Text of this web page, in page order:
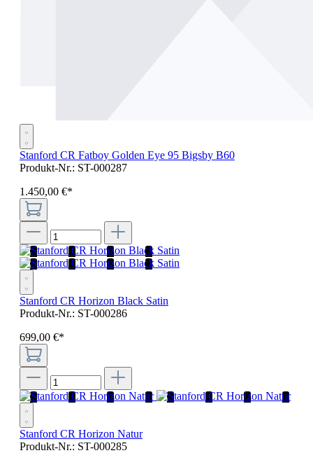
Stanford CR Fatboy Golden Eye 95 Bigsby B60
Produkt-Nr.: ST-000287
1.450,00 €*
Stanford CR Horizon Black Satin
Produkt-Nr.: ST-000286
699,00 €*
Stanford CR Horizon Natur
Produkt-Nr.: ST-000285